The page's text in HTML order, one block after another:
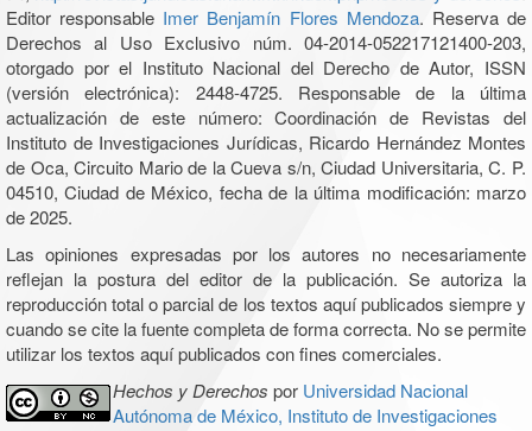
Editor responsable Imer Benjamín Flores Mendoza. Reserva de
Derechos al Uso Exclusivo núm. 04-2014-052217121400-203,
otorgado por el Instituto Nacional del Derecho de Autor, ISSN
(versión electrónica): 2448-4725. Responsable de la última
actualización de este número: Coordinación de Revistas del
Instituto de Investigaciones Jurídicas, Ricardo Hernández Montes
de Oca, Circuito Mario de la Cueva s/n, Ciudad Universitaria, C. P.
04510, Ciudad de México, fecha de la última modificación: marzo
de 2025.
Las opiniones expresadas por los autores no necesariamente
reflejan la postura del editor de la publicación. Se autoriza la
reproducción total o parcial de los textos aquí publicados siempre y
cuando se cite la fuente completa de forma correcta. No se permite
utilizar los textos aquí publicados con fines comerciales.
Hechos y Derechos por Universidad Nacional
Autónoma de México, Instituto de Investigaciones